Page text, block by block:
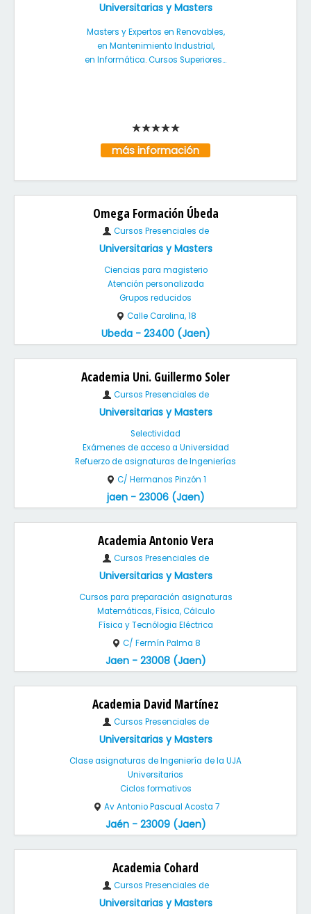
Universitarias y Masters
Masters y Expertos en Renovables,
en Mantenimiento Industrial,
en Informática. Cursos Superiores...
más información
Omega Formación Úbeda
Cursos Presenciales de
Universitarias y Masters
Ciencias para magisterio
Atención personalizada
Grupos reducidos
Calle Carolina, 18
Ubeda - 23400 (Jaen)
Academia Uni. Guillermo Soler
Cursos Presenciales de
Universitarias y Masters
Selectividad
Exámenes de acceso a Universidad
Refuerzo de asignaturas de Ingenierías
C/ Hermanos Pinzón 1
jaen - 23006 (Jaen)
Academia Antonio Vera
Cursos Presenciales de
Universitarias y Masters
Cursos para preparación asignaturas
Matemáticas, Física, Cálculo
Física y Tecnólogia Eléctrica
C/ Fermín Palma 8
Jaen - 23008 (Jaen)
Academia David Martínez
Cursos Presenciales de
Universitarias y Masters
Clase asignaturas de Ingeniería de la UJA
Universitarios
Ciclos formativos
Av Antonio Pascual Acosta 7
Jaén - 23009 (Jaen)
Academia Cohard
Cursos Presenciales de
Universitarias y Masters